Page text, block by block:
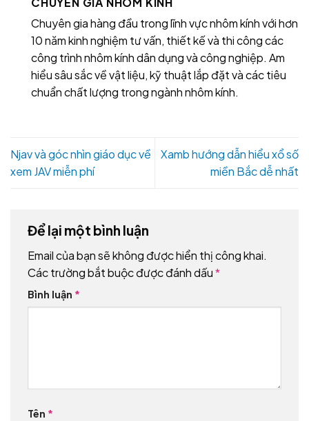
Chuyên gia hàng đầu trong lĩnh vực nhôm kính với hơn
10 năm kinh nghiệm tư vấn, thiết kế và thi công các
công trình nhôm kính dân dụng và công nghiệp. Am
hiểu sâu sắc về vật liệu, kỹ thuật lắp đặt và các tiêu
chuẩn chất lượng trong ngành nhôm kính.
Njav và góc nhìn giáo dục về
xem JAV miễn phí
Xamb hướng dẫn hiểu xổ số
miền Bắc dễ nhất
Để lại một bình luận
Email của bạn sẽ không được hiển thị công khai.
Các trường bắt buộc được đánh dấu*
Bình luận *
Tên *